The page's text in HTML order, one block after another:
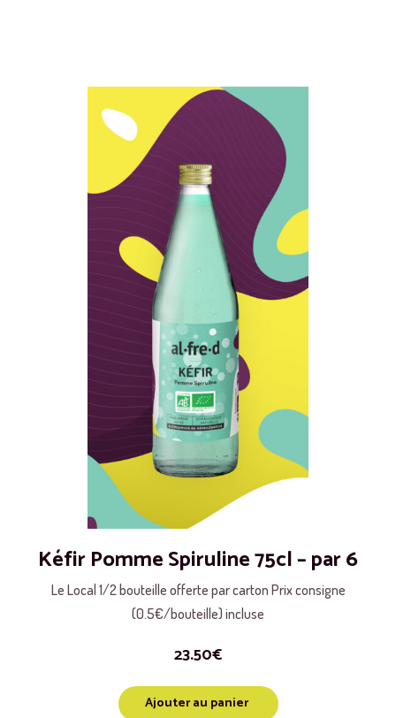
Kéfir Pomme Spiruline 75cl – par 6
Le Local 1/2 bouteille offerte par carton Prix consigne
(0.5€/bouteille) incluse
23.50€
Ajouter au panier